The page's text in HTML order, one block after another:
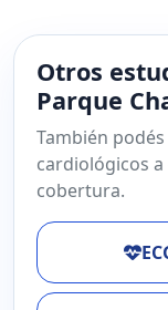
Otros
Parque
También
cardiológicos
cobertura.